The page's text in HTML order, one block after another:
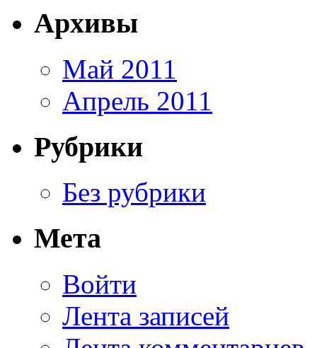
Архивы
Май 2011
Апрель 2011
Рубрики
Без рубрики
Мета
Войти
Лента записей